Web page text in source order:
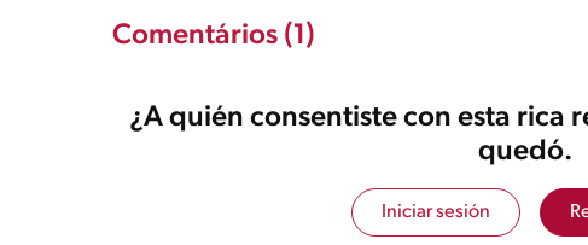
Comentários (1)
¿A quién consentiste con esta rica
quedó.
Iniciar sesión